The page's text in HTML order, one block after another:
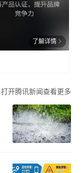
了解详情
打开腾讯新闻查看更多